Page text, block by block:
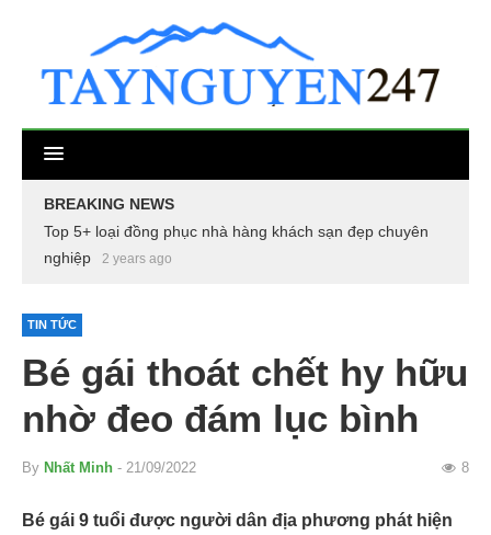
BREAKING NEWS
Top 5+ loại đồng phục nhà hàng khách sạn đẹp chuyên
nghiệp
2 years ago
TIN TỨC
Bé gái thoát chết hy hữu
nhờ đeo đám lục bình
By Nhất Minh - 21/09/2022 8
Bé gái 9 tuổi được người dân địa phương phát hiện